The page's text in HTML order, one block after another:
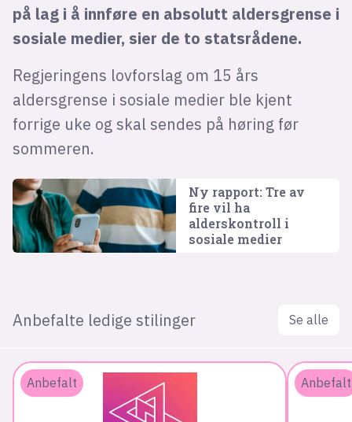
på lag i å innføre en absolutt aldersgrense i
sosiale medier, sier de to statsrådene.
Regjeringens lovforslag om 15 års
aldersgrense i sosiale medier ble kjent
forrige uke og skal sendes på høring før
sommeren.
Ny rapport: Tre av
fire vil ha
alderskontroll i
sosiale medier
Anbefalte ledige stilinger Se alle
Anbefalt Anbefalt